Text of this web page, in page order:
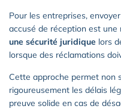
Pour les entreprises,
accusé de réception est
une sécurité juridique lors
lorsque des réclamations
Cette approche permet non
rigoureusement les délais
preuve solide en cas de